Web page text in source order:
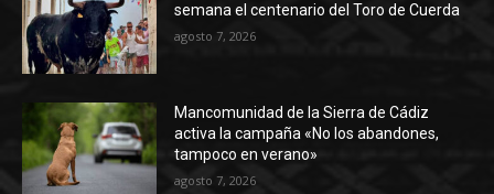
semana el centenario del Toro de Cuerda
agosto 7, 2026
Mancomunidad de la Sierra de Cádiz
activa la campaña «No los abandones,
tampoco en verano»
agosto 7, 2026